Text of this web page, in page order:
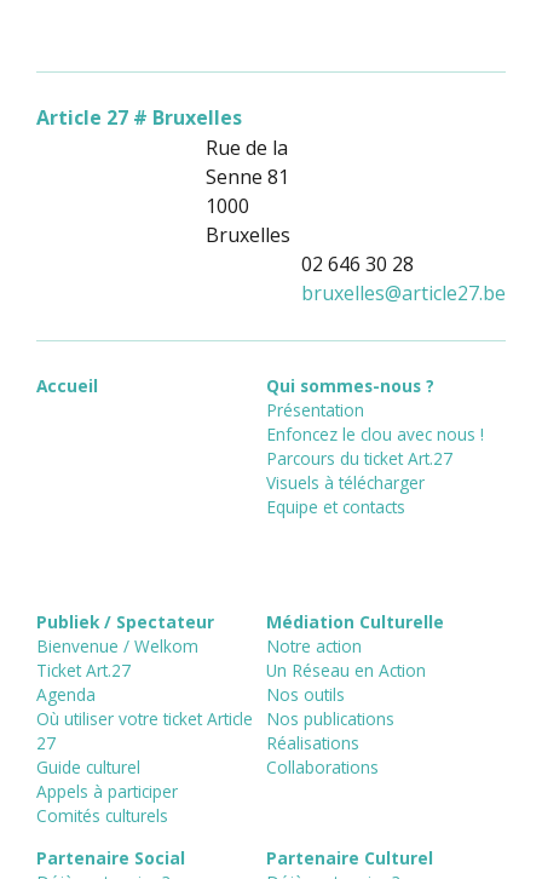
Article 27 # Bruxelles
Rue de la
Senne 81
1000
Bruxelles
02 646 30 28
bruxelles@article27.be
Accueil
Qui sommes-nous ?
Présentation
Enfoncez le clou avec nous !
Parcours du ticket Art.27
Visuels à télécharger
Equipe et contacts
Publiek / Spectateur
Bienvenue / Welkom
Ticket Art.27
Agenda
Où utiliser votre ticket Article
27
Guide culturel
Appels à participer
Comités culturels
Médiation Culturelle
Notre action
Un Réseau en Action
Nos outils
Nos publications
Réalisations
Collaborations
Partenaire Social
Partenaire Culturel